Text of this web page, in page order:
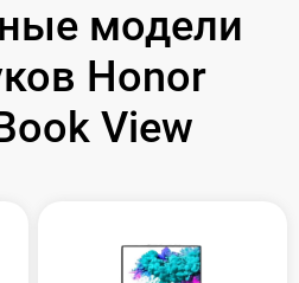
модели
Honor
View